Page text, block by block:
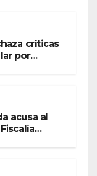
críticas
por
acusa al